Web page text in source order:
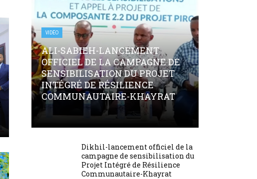
VIDÉO
ALI-SABIEH-LANCEMENT
OFFICIEL DE LA CAMPAGNE DE
SENSIBILISATION DU PROJET
INTÉGRÉ DE RÉSILIENCE
COMMUNAUTAIRE-KHAYRAT
Dikhil-lancement officiel de la
campagne de sensibilisation du
Projet Intégré de Résilience
Communautaire-Khayrat